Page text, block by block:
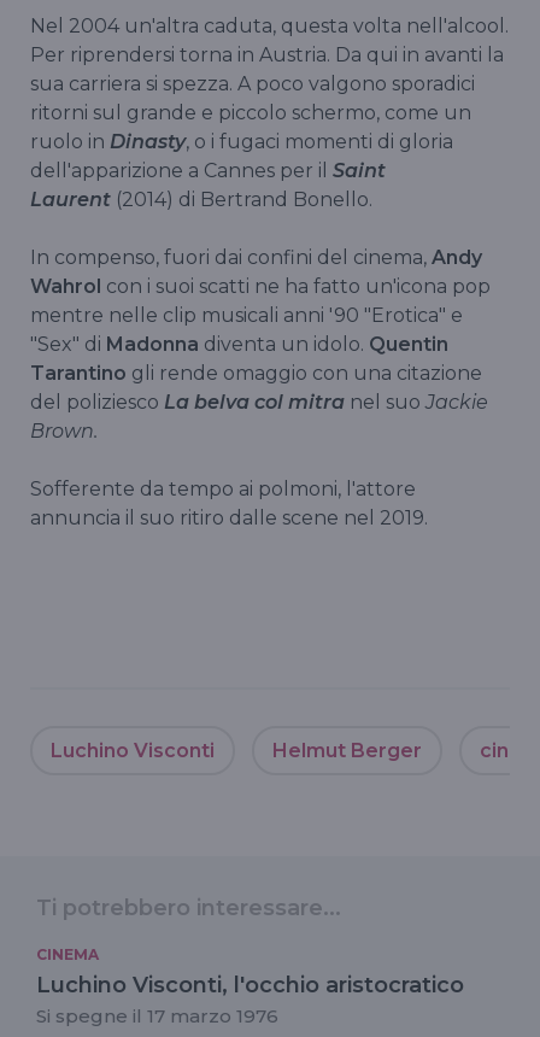
Nel 2004 un'altra caduta, questa volta nell'alcool.
Per riprendersi torna in Austria. Da qui in avanti la
sua carriera si spezza. A poco valgono sporadici
ritorni sul grande e piccolo schermo, come un
ruolo in Dinasty, o i fugaci momenti di gloria
dell'apparizione a Cannes per il Saint
Laurent (2014) di Bertrand Bonello.
In compenso, fuori dai confini del cinema, Andy
Wahrol con i suoi scatti ne ha fatto un'icona pop
mentre nelle clip musicali anni '90 "Erotica" e
"Sex" di Madonna diventa un idolo. Quentin
Tarantino gli rende omaggio con una citazione
del poliziesco La belva col mitra nel suoJackie
Brown.
Sofferente da tempo ai polmoni, l'attore
annuncia il suo ritiro dalle scene nel 2019.
Luchino Visconti Helmut Berger
Ti potrebbero interessare...
CINEMA
Luchino Visconti, l'occhio aristocratico
Si spegne il 17 marzo 1976